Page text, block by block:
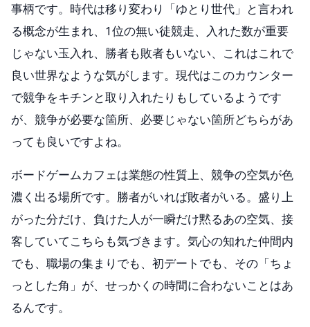
事柄です。時代は移り変わり「ゆとり世代」と言われ
る概念が生まれ、1位の無い徒競走、入れた数が重要
じゃない玉入れ、勝者も敗者もいない、これはこれで
良い世界なような気がします。現代はこのカウンター
で競争をキチンと取り入れたりもしているようです
が、競争が必要な箇所、必要じゃない箇所どちらがあ
っても良いですよね。
ボードゲームカフェは業態の性質上、競争の空気が色
濃く出る場所です。勝者がいれば敗者がいる。盛り上
がった分だけ、負けた人が一瞬だけ黙るあの空気、接
客していてこちらも気づきます。気心の知れた仲間内
でも、職場の集まりでも、初デートでも、その「ちょ
っとした角」が、せっかくの時間に合わないことはあ
るんです。